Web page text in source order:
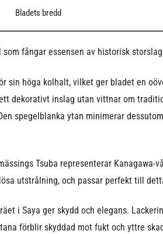
Bladets bredd
fångar essensen av historisk
sin höga kolhalt, vilket ger bladet en
dekorativt inslag utan vittnar om
spegelblanka ytan minimerar
Tsuba representerar
utstrålning, och passar perfekt till
i Saya ger skydd och elegans.
förblir skyddad mot fukt och yttre